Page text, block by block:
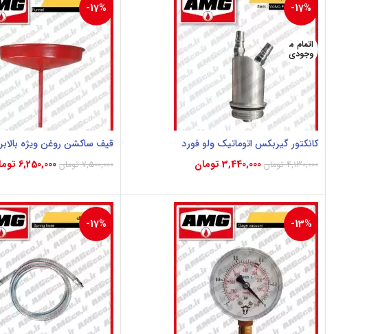
-17%
اتمام م
وجودی
کانکتور گیربکس اتوماتیک ولو فورد
4,130,000 تومان 3,440,000 تومان
-17%
قیف ساکشن روغن ویژه
7,500,000 تومان 6,250,000
-13%
-17%